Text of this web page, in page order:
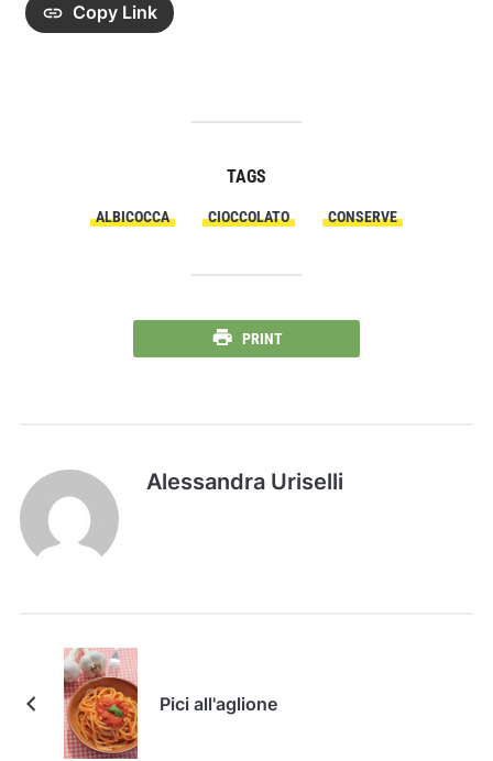
Copy Link
TAGS
ALBICOCCA CIOCCOLATO CONSERVE
PRINT
Alessandra Uriselli
Pici all'aglione